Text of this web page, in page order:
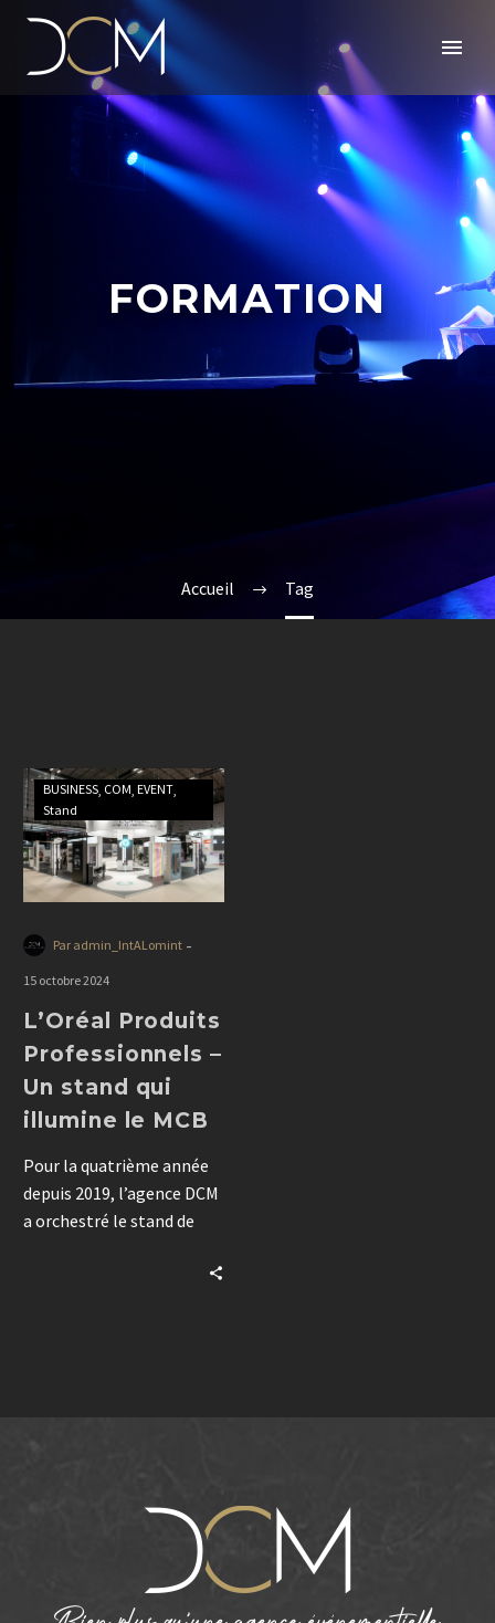
FORMATION
Accueil Tag
BUSINESS COM EVENT
Stand
Par admin_IntALomint -
15 octobre 2024
L’Oréal Produits
Professionnels –
Un stand qui
illumine le MCB
Pour la quatrième année
depuis 2019, l’agence DCM
a orchestré le stand de
client premium, image de
marque et responsabilité
marché. Une exécution
sans faille, saluée par des
retours positifs et une
collaboration humaine